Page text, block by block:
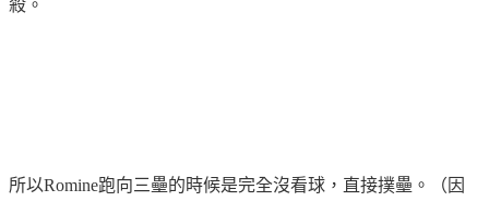
殺。
所以Romine跑向三壘的時候是完全沒看球， 直接撲壘 。（因